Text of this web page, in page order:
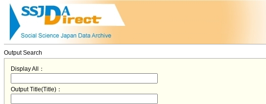
Output Search
Display All：
Output Title(Title)：